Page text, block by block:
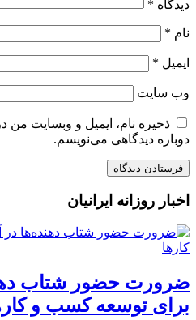
دیدگاه *
نام *
ایمیل *
وب‌ سایت
ذخیره نام، ایمیل و وبسایت من
دوباره دیدگاهی می‌نویسم.
اخبار روزانه ایرانیان
ضرورت حضور شتاب
برای توسعه کسب‌ و